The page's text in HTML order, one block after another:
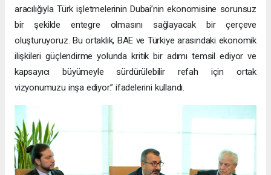
aracılığıyla Türk işletmelerinin Dubai’nin ekonomisine sorunsuz
bir şekilde entegre olmasını sağlayacak bir çerçeve
oluşturuyoruz. Bu ortaklık, BAE ve Türkiye arasındaki ekonomik
ilişkileri güçlendirme yolunda kritik bir adımı temsil ediyor ve
kapsayıcı büyümeyle sürdürülebilir refah için ortak
vizyonumuzu inşa ediyor.” ifadelerini kullandı.